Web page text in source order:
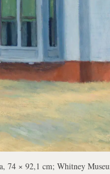
74 × 92,1 cm; Whitney